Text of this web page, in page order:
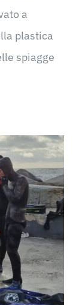
a
plastica
spiagge